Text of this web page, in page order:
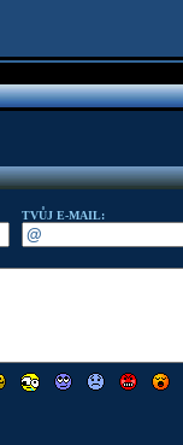
TVŮJ E-MAIL: